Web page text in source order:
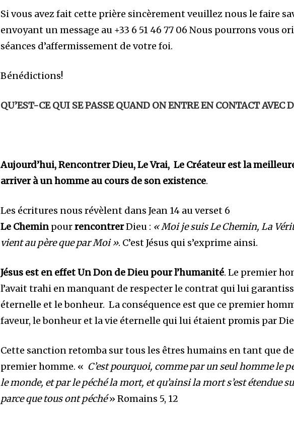
Si vous avez fait cette prière sincèrement veuillez nous le faire
envoyant un message au +33 6 51 46 77 06 Nous pourrons vous
séances d’affermissement de votre foi.
Bénédictions!
QU’EST-CE QUI SE PASSE QUAND ON ENTRE EN CONTACT AVEC
Aujourd’hui, RencontrerDieu, Le Vrai, Le Créateur est la
arriver à un homme au cours de son existence.
Les écritures nous révèlent dans Jean 14 au verset 6
Le Chemin pourrencontrerDieu : « Moi je suis Le Chemin, La
vient au père que par Moi ». C’est Jésus qui s’exprime ainsi.
Jésus est en effet Un Don de Dieu pour l’humanité. Le premier
l’avait trahi en manquant de respecter le contrat qui lui
éternelle et le bonheur. La conséquence est que ce premier
faveur, le bonheur et la vie éternelle qui lui étaient promis par
Cette sanction retomba sur tous les êtres humains en tant que
premier homme. « C’est pourquoi, comme par un seul homme le
le monde, et par le péché la mort, et qu’ainsi la mort s’est étendue
parce que tous ont péché» Romains 5, 12